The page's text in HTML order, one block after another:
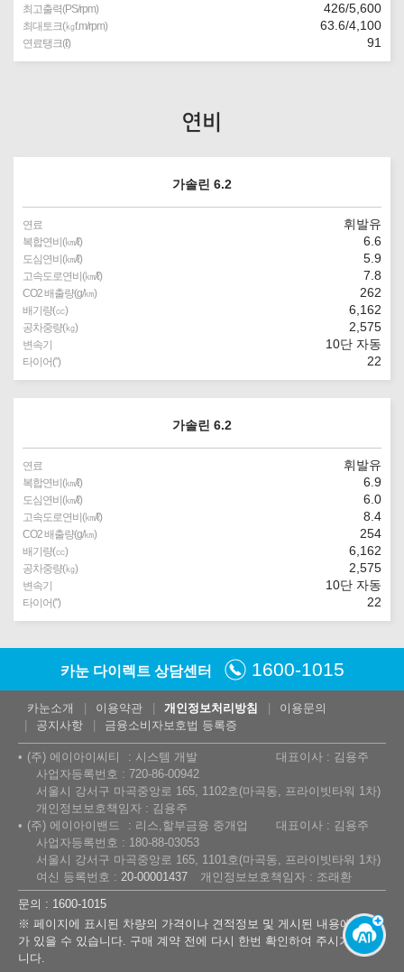
최고출력(PS/rpm) 426/5,600
최대토크(㎏f.m/rpm) 63.6/4,100
연료탱크(ℓ) 91
연비
가솔린 6.2
연료 휘발유
복합연비(㎞/ℓ) 6.6
도심연비(㎞/ℓ) 5.9
고속도로연비(㎞/ℓ) 7.8
CO2 배출량(g/㎞) 262
배기량(㏄) 6,162
공차중량(㎏) 2,575
변속기 10단 자동
타이어(″) 22
가솔린 6.2
연료 휘발유
복합연비(㎞/ℓ) 6.9
도심연비(㎞/ℓ) 6.0
고속도로연비(㎞/ℓ) 8.4
CO2 배출량(g/㎞) 254
배기량(㏄) 6,162
공차중량(㎏) 2,575
변속기 10단 자동
타이어(″) 22
카눈 다이렉트 상담센터 1600-1015
카눈소개 이용약관 개인정보처리방침
이용문의
공지사항
금융소비자보호법 등록증
(주) 에이아이씨티 시스템 개발
대표이사 : 김용주
사업자등록번호 : 720-86-00942
서울시 강서구 마곡중앙로 165, 1102호(마곡동, 프라이빗타워 1차)
개인정보보호책임자 : 김용주
(주) 에이아이밴드
리스,할부금융 중개업
대표이사 : 김용주
사업자등록번호 : 180-88-03053
서울시 강서구 마곡중앙로 165, 1101호(마곡동, 프라이빗타워 1차)
여신 등록번호 : 20-00001437
개인정보보호책임자 : 조래환
문의 : 1600-1015
※ 페이지에 표시된 차량의 가격이나 견적정보 및 게시된 내용에 오류
가 있을 수 있습니다. 구매 계약 전에 다시 한번 확인하여 주시기 바랍
니다.